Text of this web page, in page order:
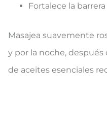
Fortalece la
Masajea suavemente
y por la noche, después
de aceites esenciales